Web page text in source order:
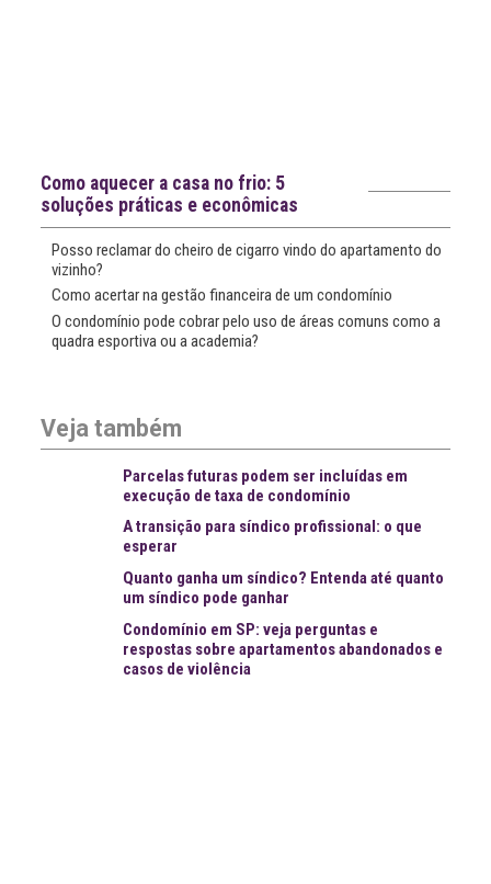
Notícias recentes
Como aquecer a casa no frio: 5
soluções práticas e econômicas
Posso reclamar do cheiro de cigarro vindo do apartamento do
vizinho?
Como acertar na gestão financeira de um condomínio
O condomínio pode cobrar pelo uso de áreas comuns como a
quadra esportiva ou a academia?
Veja também
Parcelas futuras podem ser incluídas em
execução de taxa de condomínio
A transição para síndico profissional: o que
esperar
Quanto ganha um síndico? Entenda até quanto
um síndico pode ganhar
Condomínio em SP: veja perguntas e
respostas sobre apartamentos abandonados e
casos de violência